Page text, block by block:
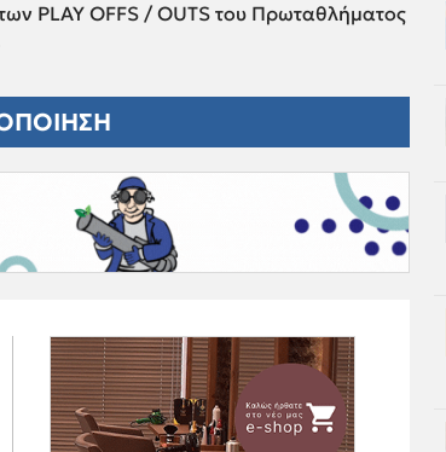
PLAY OFFS / OUTS του Πρωταθλήματος